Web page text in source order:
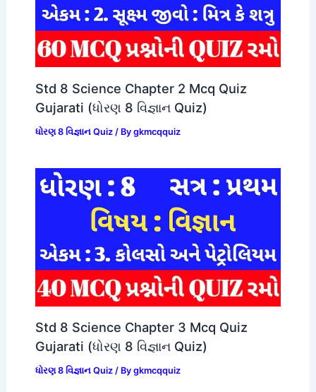
Std 8 Science Chapter 2 Mcq Quiz
Gujarati (ધોરણ 8 વિજ્ઞાન Quiz)
ધોરણ 8 વિજ્ઞાન Quiz/ By gkmcqquiz
Std 8 Science Chapter 3 Mcq Quiz
Gujarati (ધોરણ 8 વિજ્ઞાન Quiz)
ધોરણ 8 વિજ્ઞાન Quiz/ By gkmcqquiz